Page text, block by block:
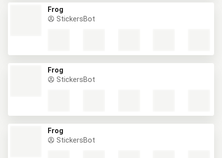
Frog
StickersBot
Frog
StickersBot
Frog
StickersBot